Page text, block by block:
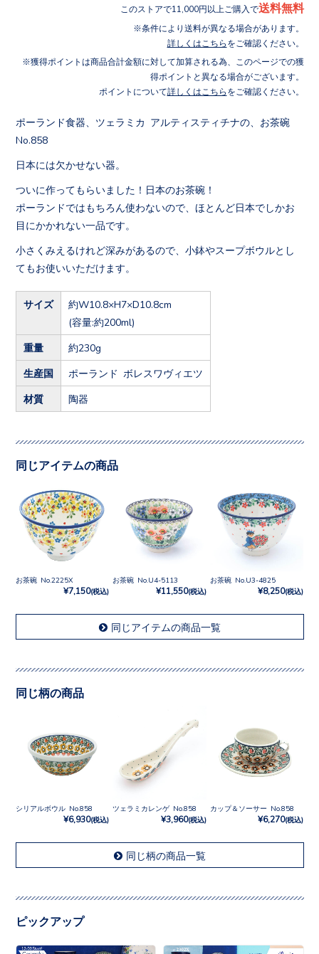
このストアで11,000円以上ご購入で送料無料
条件により送料が異なる場合があります。
詳しくはこちら をご確認ください。
獲得ポイントは商品合計金額に対して加算される為、このページでの獲
得ポイントと異なる場合がございます。
ポイントについて詳しくはこちら をご確認ください。
ポーランド食器、ツェラミカ アルティスティチナの、お茶碗
No.858
日本には欠かせない器。
ついに作ってもらいました！日本のお茶碗！
ポーランドではもちろん使わないので、ほとんど日本でしかお
目にかかれない一品です。
小さくみえるけれど深みがあるので、小鉢やスープボウルとし
てもお使いいただけます。
サイズ
約W10.8×H7×D10.8cm
(容量:約200ml)
重量 約230g
生産国 ポーランド ボレスワヴィエツ
材質 陶器
同じアイテムの商品
お茶碗 No.2225X
¥7,150(税込)
お茶碗 No.U4-5113
¥11,550(税込)
お茶碗 No.U3-4825
¥8,250(税込)
同じアイテムの商品一覧
同じ柄の商品
シリアルボウル No.858
¥6,930(税込)
ツェラミカレンゲ No.858
¥3,960(税込)
カップ＆ソーサー No.858
¥6,270(税込)
同じ柄の商品一覧
ピックアップ